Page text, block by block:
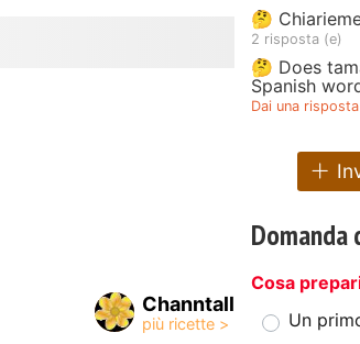
Channtall
🤔
2 risposta (e)
🤔 Does
Spanish
Dai una risposta
Cosa
Un